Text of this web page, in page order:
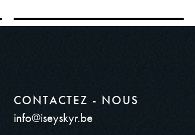
CONTACTEZ - NOUS
info@iseyskyr.be